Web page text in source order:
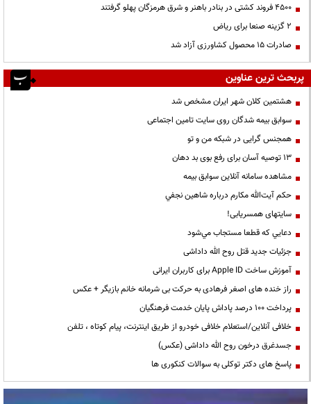
۴۵۰۰ فروند کشتی در بنادر باهنر و شرق هرمزگان پهلو گرفتند
۲ گزینه صنعا برای ریاض
صادرات ۱۵ محصول کشاورزی آزاد شد
پربحث ترین عناوین
هشتمین کلان شهر ایران مشخص شد
سوابق بیمه شدگان روی سایت تامین اجتماعی
همجنس گرایی در شبکه من و تو
13 توصیه آسان برای رفع بوی بد دهان
مشاهده سامانه آنلاين سوابق بیمه
حكم آيت‌الله مكارم درباره شاهين نجفي
سایتهای همسریابی!
دعايي كه قطعا مستجاب مي‌شود
جزئیات جدید قتل روح الله داداشی
آموزش ساخت Apple ID برای کاربران ایرانی
راز خنده های اصغر فرهادی به حرکت بی شرمانه خانم بازیگر + عکس
پرداخت ۱۰۰ درصد پاداش پایان خدمت فرهنگیان
خلافی آنلاین/استعلام خلافی خودرو از طریق اینترنت، پیام کوتاه ، تلفن
جسدغرق درخون روح الله داداشی (عکس)
پاسخ های دکتر توکلی به سوالات کنکوری ها